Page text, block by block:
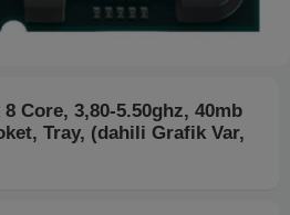
Core, 3,80-5.50ghz, 40mb
Tray, (dahili Grafik Var,